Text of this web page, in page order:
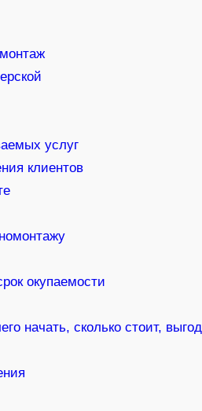
услуг
клиентов
окупаемости
начать, сколько стоит,